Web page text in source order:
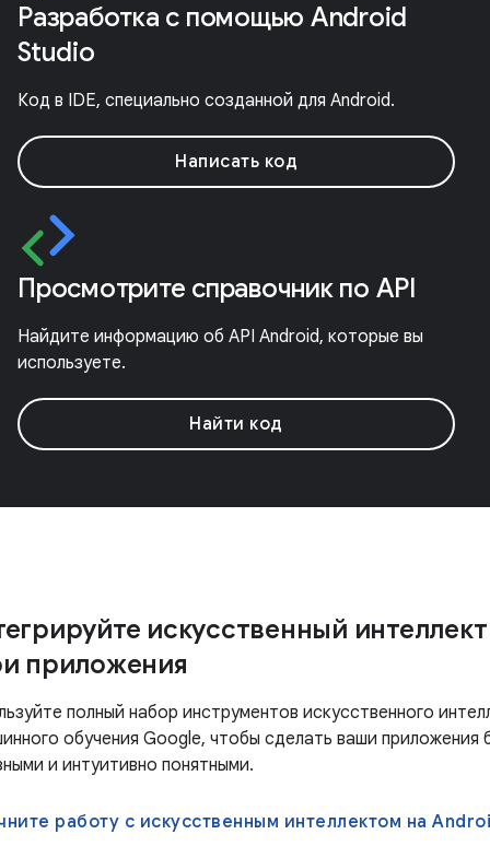
Разработка с помощью Android
Studio
Код в IDE, специально созданной для Android.
Написать код
Просмотрите справочник по API
Найдите информацию об API Android, которые вы
используете.
Найти код
искусственный
приложения
полный набор инструментов искусственного
обучения Google, чтобы сделать ваши приложения
и интуитивно понятными.
работу с искусственным интеллектом на